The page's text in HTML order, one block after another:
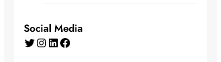
Social Media
Twitter Instagram LinkedIn Facebook